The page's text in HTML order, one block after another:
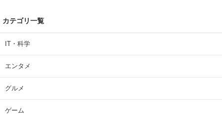
カテゴリ一覧
IT・科学
エンタメ
グルメ
ゲーム